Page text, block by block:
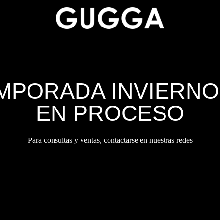
EN PROCESO
Para consultas y ventas, contactarse en nuestras redes